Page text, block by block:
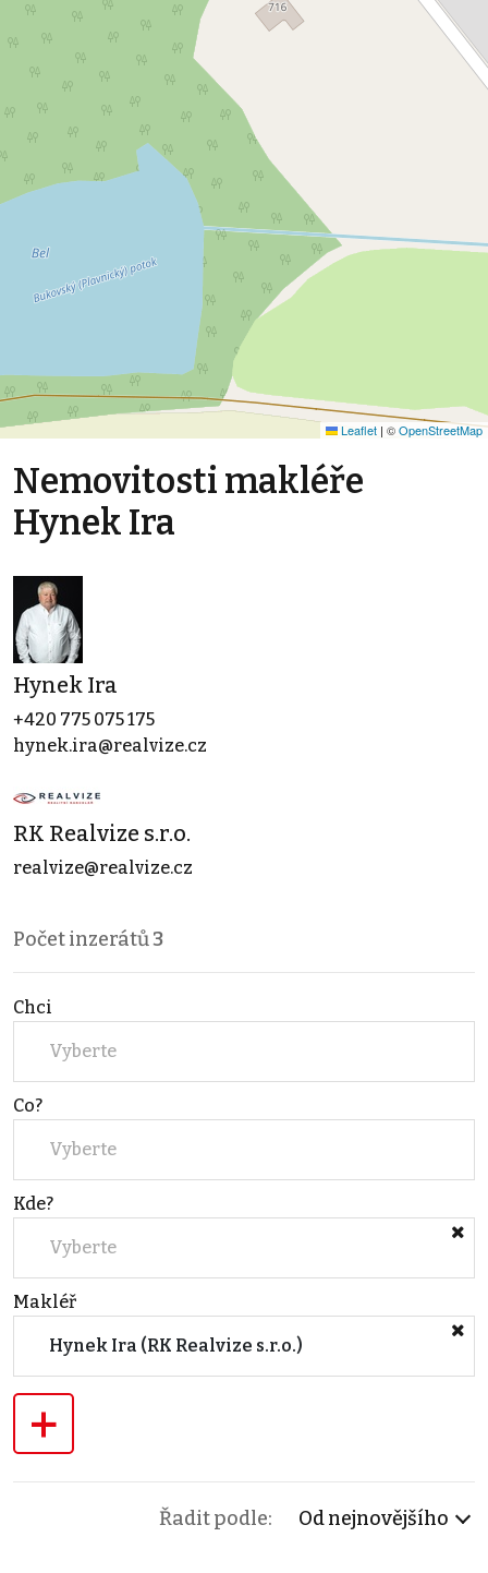
Leaflet | ©OpenStreetMap
Nemovitosti makléře
Hynek Ira
Hynek Ira
+420 775 075 175
hynek.ira@realvize.cz
RK Realvize s.r.o.
realvize@realvize.cz
Počet inzerátů3
Chci
Vyberte
Co?
Vyberte
Kde?
Vyberte
Makléř
Hynek Ira (RK Realvize s.r.o.)
+
Řadit podle: Od nejnovějšího